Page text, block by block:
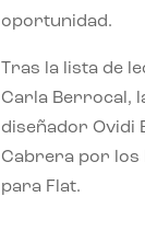
oportunidad.
Tras la lista de
Carla Berrocal,
diseñador Ovidi
Cabrera por los
para Flat.